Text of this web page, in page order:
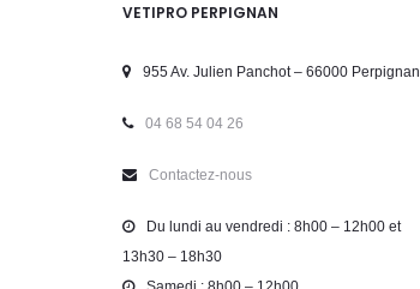
VETIPRO PERPIGNAN
955 Av. Julien Panchot – 66000 Perpignan
04 68 54 04 26
Contactez-nous
Du lundi au vendredi : 8h00 – 12h00 et
13h30 – 18h30